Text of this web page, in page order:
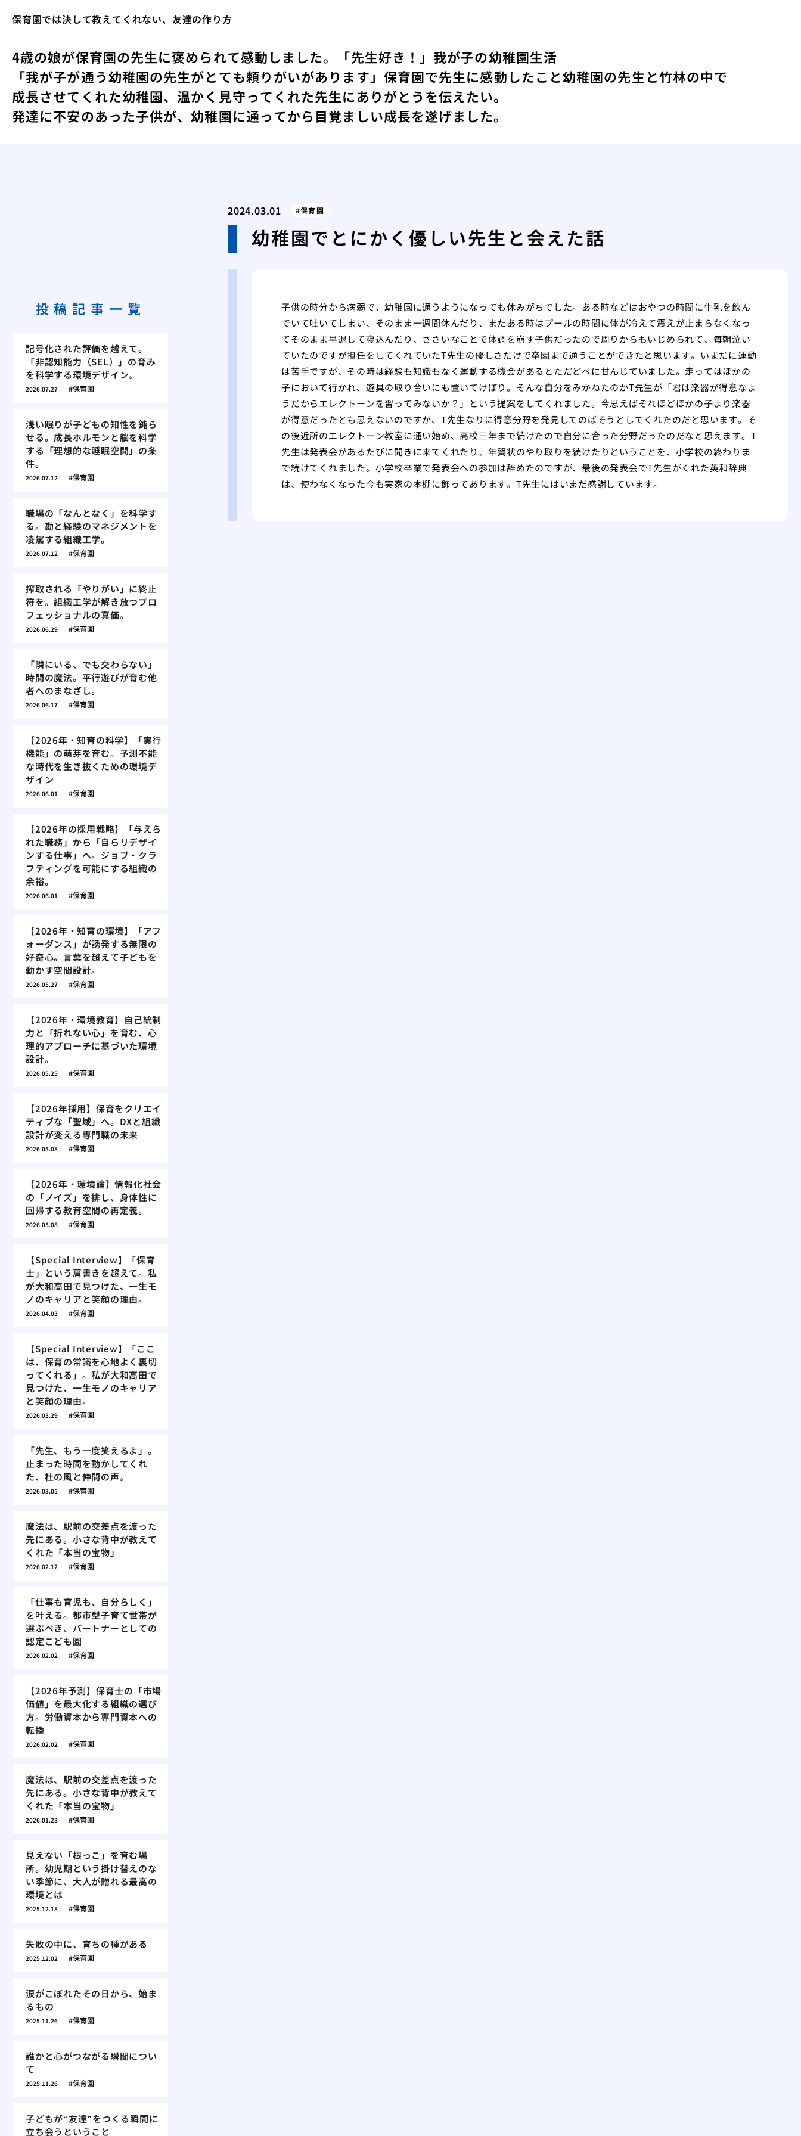
保育園では決して教えてくれない、友達の作り方
4歳の娘が保育園の先生に褒められて感動しました。
「先生好き！」我が子の幼稚園生活
「我が子が通う幼稚園の先生がとても頼りがいがあります」 保育園で先生に感動したこと幼稚園の先生と竹林の中で
成長させてくれた幼稚園、温かく見守ってくれた先生にありがとうを伝えたい。
発達に不安のあった子供が、幼稚園に通ってから目覚ましい成長を遂げました。
2024.03.01 保育園
幼稚園でとにかく優しい先生と会えた話
子供の時分から病弱で、幼稚園に通うようになっても休みがちでした。ある時などはおやつの時間に牛乳を飲ん
でいて吐いてしまい、そのまま一週間休んだり、またある時はプールの時間に体が冷えて震えが止まらなくなっ
てそのまま早退して寝込んだり、ささいなことで体調を崩す子供だったので周りからもいじめられて、毎朝泣い
ていたのですが担任をしてくれていたT先生の優しさだけで卒園まで通うことができたと思います。いまだに運動
は苦手ですが、その時は経験も知識もなく運動する機会があるとただどべに甘んじていました。走ってはほかの
子において行かれ、遊具の取り合いにも置いてけぼり。そんな自分をみかねたのかT先生が「君は楽器が得意なよ
うだからエレクトーンを習ってみないか？」という提案をしてくれました。今思えばそれほどほかの子より楽器
が得意だったとも思えないのですが、T先生なりに得意分野を発見してのばそうとしてくれたのだと思います。そ
の後近所のエレクトーン教室に通い始め、高校三年まで続けたので自分に合った分野だったのだなと思えます。T
先生は発表会があるたびに聞きに来てくれたり、年賀状のやり取りを続けたりということを、小学校の終わりま
で続けてくれました。小学校卒業で発表会への参加は辞めたのですが、最後の発表会でT先生がくれた英和辞典
は、使わなくなった今も実家の本棚に飾ってあります。T先生にはいまだ感謝しています。
投稿記事一覧
記号化された評価を越えて。
「非認知能力（SEL）」の育み
を科学する環境デザイン。
2026.07.27 保育園
浅い眠りが子どもの知性を鈍ら
せる。成長ホルモンと脳を科学
する「理想的な睡眠空間」の条
件。
2026.07.12 保育園
職場の「なんとなく」を科学す
る。勘と経験のマネジメントを
凌駕する組織工学。
2026.07.12 保育園
搾取される「やりがい」に終止
符を。組織工学が解き放つプロ
フェッショナルの真価。
2026.06.29 保育園
「隣にいる、でも交わらない」
時間の魔法。平行遊びが育む他
者へのまなざし。
2026.06.17 保育園
【2026年・知育の科学】「実行
機能」の萌芽を育む。予測不能
な時代を生き抜くための環境デ
ザイン
2026.06.01 保育園
【2026年の採用戦略】「与えら
れた職務」から「自らリデザイ
ンする仕事」へ。ジョブ・クラ
フティングを可能にする組織の
余裕。
2026.06.01 保育園
【2026年・知育の環境】「アフ
ォーダンス」が誘発する無限の
好奇心。言葉を超えて子どもを
動かす空間設計。
2026.05.27 保育園
【2026年・環境教育】自己統制
力と「折れない心」を育む、心
理的アプローチに基づいた環境
設計。
2026.05.25 保育園
【2026年採用】保育をクリエイ
ティブな「聖域」へ。DXと組織
設計が変える専門職の未来
2026.05.08 保育園
【2026年・環境論】情報化社会
の「ノイズ」を排し、身体性に
回帰する教育空間の再定義。
2026.05.08 保育園
【Special Interview】「保育
士」という肩書きを超えて。私
が大和高田で見つけた、一生モ
ノのキャリアと笑顔の理由。
2026.04.03 保育園
【Special Interview】「ここ
は、保育の常識を心地よく裏切
ってくれる」。私が大和高田で
見つけた、一生モノのキャリア
と笑顔の理由。
2026.03.29 保育園
「先生、もう一度笑えるよ」。
止まった時間を動かしてくれ
た、杜の風と仲間の声。
2026.03.05 保育園
魔法は、駅前の交差点を渡った
先にある。小さな背中が教えて
くれた「本当の宝物」
2026.02.12 保育園
「仕事も育児も、自分らしく」
を叶える。都市型子育て世帯が
選ぶべき、パートナーとしての
認定こども園
2026.02.02 保育園
【2026年予測】保育士の「市場
価値」を最大化する組織の選び
方。労働資本から専門資本への
転換
2026.02.02 保育園
魔法は、駅前の交差点を渡った
先にある。小さな背中が教えて
くれた「本当の宝物」
2026.01.23 保育園
見えない「根っこ」を育む場
所。幼児期という掛け替えのな
い季節に、大人が贈れる最高の
環境とは
2025.12.18 保育園
失敗の中に、育ちの種がある
2025.12.02 保育園
涙がこぼれたその日から、始ま
るもの
2025.11.26 保育園
誰かと心がつながる瞬間につい
て
2025.11.26 保育園
子どもが“友達”をつくる瞬間に
立ち会うということ